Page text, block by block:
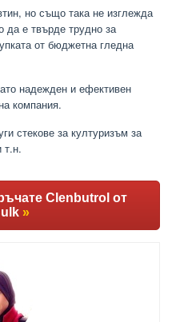
но също така не изглежда
да е твърде трудно за
от бюджетна гледна
надежден и ефективен
компания.
стекове за културизъм за
т.н.
Clenbutrol от
»